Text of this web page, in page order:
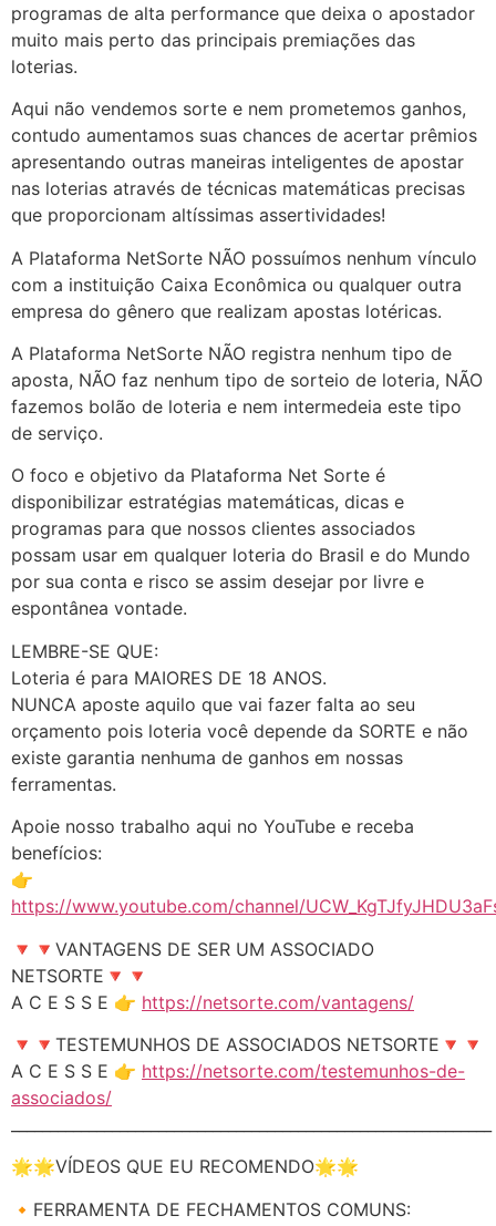
programas de alta performance que deixa o apostador
muito mais perto das principais premiações das
loterias.
Aqui não vendemos sorte e nem prometemos ganhos,
contudo aumentamos suas chances de acertar prêmios
apresentando outras maneiras inteligentes de apostar
nas loterias através de técnicas matemáticas precisas
que proporcionam altíssimas assertividades!
A Plataforma NetSorte NÃO possuímos nenhum vínculo
com a instituição Caixa Econômica ou qualquer outra
empresa do gênero que realizam apostas lotéricas.
A Plataforma NetSorte NÃO registra nenhum tipo de
aposta, NÃO faz nenhum tipo de sorteio de loteria, NÃO
fazemos bolão de loteria e nem intermedeia este tipo
de serviço.
O foco e objetivo da Plataforma Net Sorte é
disponibilizar estratégias matemáticas, dicas e
programas para que nossos clientes associados
possam usar em qualquer loteria do Brasil e do Mundo
por sua conta e risco se assim desejar por livre e
espontânea vontade.
LEMBRE-SE QUE:
Loteria é para MAIORES DE 18 ANOS.
NUNCA aposte aquilo que vai fazer falta ao seu
orçamento pois loteria você depende da SORTE e não
existe garantia nenhuma de ganhos em nossas
ferramentas.
Apoie nosso trabalho aqui no YouTube e receba
benefícios:
👉
https://www.youtube.com/channel/
🔻🔻VANTAGENS DE SER UM ASSOCIADO
NETSORTE🔻🔻
A C E S S E 👉 https://netsorte.com/vantagens/
🔻🔻TESTEMUNHOS DE ASSOCIADOS NETSORTE🔻🔻
A C E S S E 👉 https://netsorte.com/testemunhos-de-
associados/
🌟🌟VÍDEOS QUE EU RECOMENDO🌟🌟
🔸FERRAMENTA DE FECHAMENTOS COMUNS: